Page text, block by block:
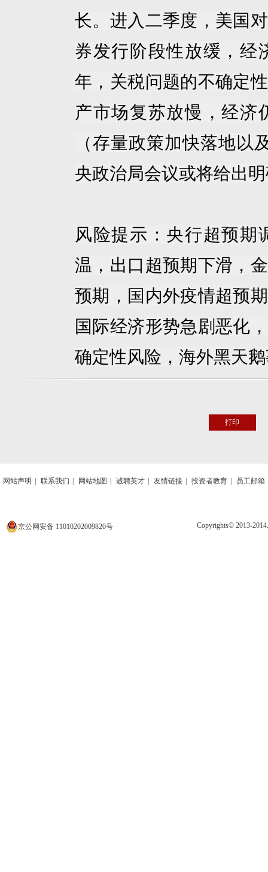
长。进入二季度，美国
券发行阶段性放缓，经
年，关税问题的不确定
产市场复苏放慢，经济
（存量政策加快落地以
央政治局会议或将给出
风险提示：央行超预期
温，出口超预期下滑，
预期，国内外疫情超预
国际经济形势急剧恶化
确定性风险，海外黑天
打印
网站声明 联系我们 网站地图 诚聘英才 友情链接 投资者教育 员工邮箱
京公网安备 11010202009820号 Copyrights© 2013-